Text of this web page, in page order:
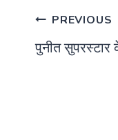
Post
PREVIOUS
पुनीत